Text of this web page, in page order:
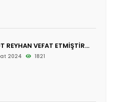
REYHAN VEFAT ETMİŞTİR...
2024 1821